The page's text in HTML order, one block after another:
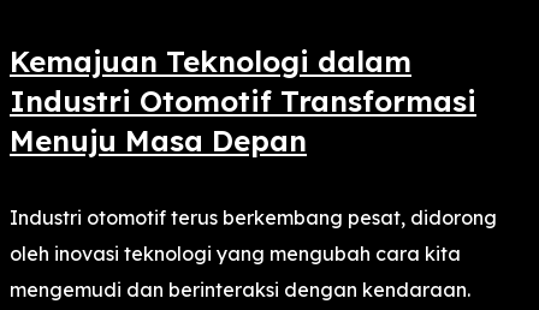
Kemajuan Teknologi dalam
Industri Otomotif Transformasi
Menuju Masa Depan
Industri otomotif terus berkembang pesat, didorong
oleh inovasi teknologi yang mengubah cara kita
mengemudi dan berinteraksi dengan kendaraan.